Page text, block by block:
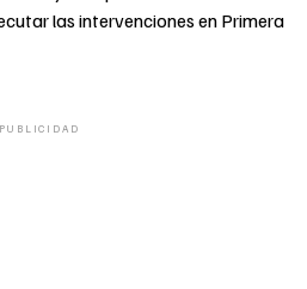
las intervenciones en Primera
PUBLICIDAD